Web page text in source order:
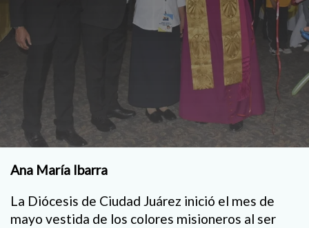
Ana María Ibarra
La Diócesis de Ciudad Juárez inició el mes de
mayo vestida de los colores misioneros al ser